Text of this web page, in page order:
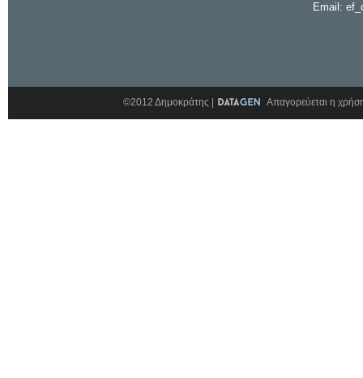
Email:
©2012 Δημοκράτης | Απαγορεύεται η